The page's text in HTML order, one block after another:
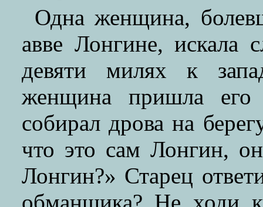
Одна женщина,
авве Лонгине, искала
девяти милях к
женщина пришла его
собирал дрова на
что это сам Лонгин,
Лонгин?» Старец
обманщика? Не ходи